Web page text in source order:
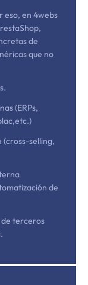
eso, en 4webs
de
que no
(ERPs,
(cross-selling,
de
de terceros